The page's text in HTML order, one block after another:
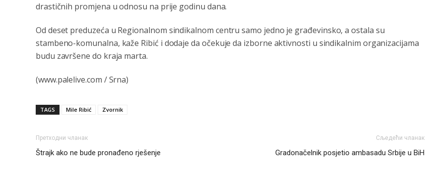
drastičnih promjena u odnosu na prije godinu dana.
Od deset preduzeća u Regionalnom sindikalnom centru samo jedno je građevinsko, a ostala su
stambeno-komunalna, kaže Ribić i dodaje da očekuje da izborne aktivnosti u sindikalnim organizacijama
budu završene do kraja marta.
(www.palelive.com / Srna)
TAGS Mile Ribić Zvornik
Претходни чланак
Štrajk ako ne bude pronađeno rješenje
Сљедећи чланак
Gradonačelnik posjetio ambasadu Srbije u BiH